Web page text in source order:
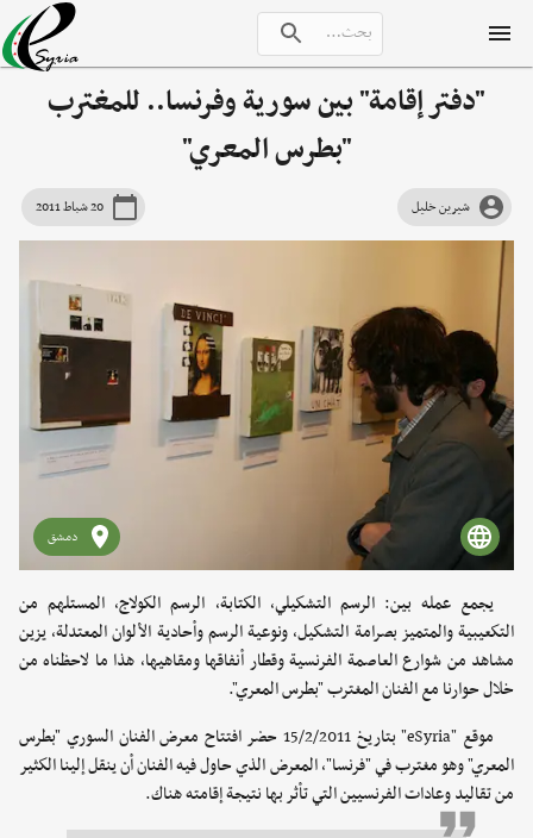
"دفتر إقامة" بين سورية وفرنسا.. للمغترب
"بطرس المعري"
شيرين خليل 20 شباط 2011
دمشق
يجمع عمله بين: الرسم التشكيلي، الكتابة، الرسم الكولاج، المستلهم من
التكعيبية والمتميز بصرامة التشكيل، ونوعية الرسم وأحادية الألوان المعتدلة، يزين
مشاهد من شوارع العاصمة الفرنسية وقطار أنفاقها ومقاهيها، هذا ما لاحظناه من
خلال حوارنا مع الفنان المغترب "بطرس المعري".
موقع "eSyria" بتاريخ 15/2/2011 حضر افتتاح معرض الفنان السوري "بطرس
المعري" وهو مغترب في "فرنسا"، المعرض الذي حاول فيه الفنان أن ينقل إلينا الكثير
من تقاليد وعادات الفرنسيين التي تأثر بها نتيجة إقامته هناك.